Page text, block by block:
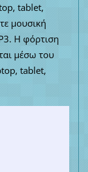
tablet,
μουσική
Η φόρτιση
μέσω του
tablet,